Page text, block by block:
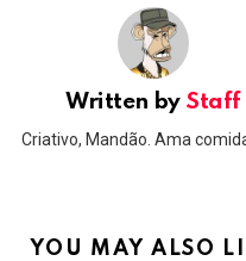
Written by Staff
Criativo, Mandão. Ama
YOU MAY ALSO